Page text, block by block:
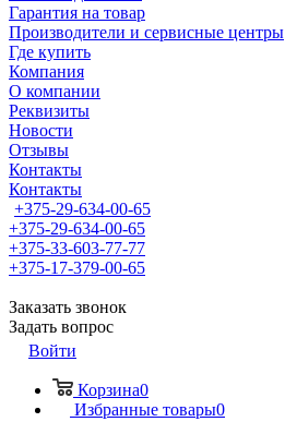
Гарантия на товар
Производители и сервисные центры
Где купить
Компания
О компании
Реквизиты
Новости
Отзывы
Контакты
Контакты
+375-29-634-00-65
+375-29-634-00-65
+375-33-603-77-77
+375-17-379-00-65
Заказать звонок
Задать вопрос
Войти
Корзина0
Избранные товары0